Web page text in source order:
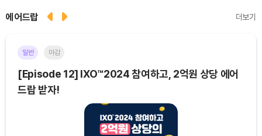
에어드랍 더보기
일반 마감
[Episode 12] IXO™2024 참여하고, 2억원 상당 에어
드랍 받자!